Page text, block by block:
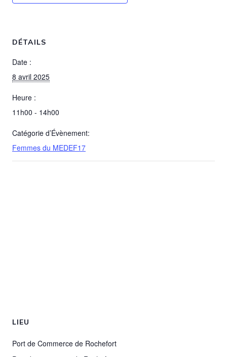
DÉTAILS
Date :
8 avril 2025
Heure :
11h00 - 14h00
Catégorie d’Évènement:
Femmes du MEDEF17
LIEU
Port de Commerce de Rochefort